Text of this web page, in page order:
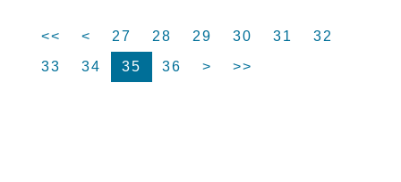
<< < 27 28 29 30 31
32
33
34 35 36 > >>